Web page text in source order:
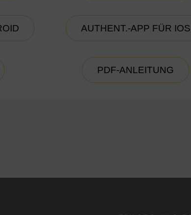
AUTHENT.-APP FÜR IOS
PDF-ANLEITUNG